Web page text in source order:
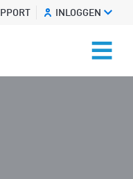
INLOGGEN